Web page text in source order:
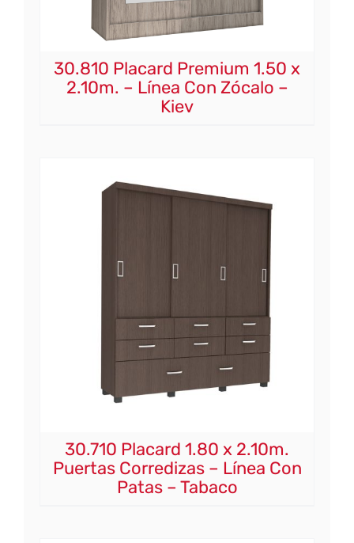
30.810 Placard Premium 1.50 x
2.10m. – Línea Con Zócalo –
Kiev
30.710 Placard 1.80 x 2.10m.
Puertas Corredizas – Línea Con
Patas – Tabaco